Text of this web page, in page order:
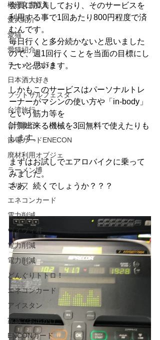
機密文書収集
愛犬紹介
愛猫
愛猫紹介
ラーメン大好き
日本酒大好き
フットサルフェスタ
台湾旅行
台湾旅行
節電カードENECON
廃材利用オブジェ
ラーメン博
ゴルフ
エネコンカード
電力削減
ヴィヴィ君
電力削減
電力削減
どんぐりトトロ！
エネコンカード
アイスタン
家族でお出かけ
ENCONカード
会員に加入しており、そのサービスを
利用する事で1回あたり800円程度で済
むんです。
毎日行くと多分続かないと思いました
ので、週1回行くことを当面の目標にし
たいと思います。
しかもこのサービスはパーソナルトレ
ーナーがマシンの使い方や「in-body」
という筋力等を
計測出来る機械を3回無料で使えたりも
します。
まずはお試しでエアロバイクに乗って
みました。
さあ、続くでしょうか？？？